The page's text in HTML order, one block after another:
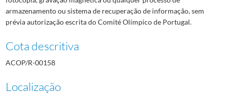
armazenamento ou sistema de recuperação de informação, sem
prévia autorização escrita do Comité Olímpico de Portugal.
Cota descritiva
ACOP/R-00158
Localização